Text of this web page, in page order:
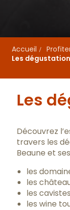
Accueil
Les
Les
Découvrez
travers les
Beaune et
les
les
les cavistes
les wine